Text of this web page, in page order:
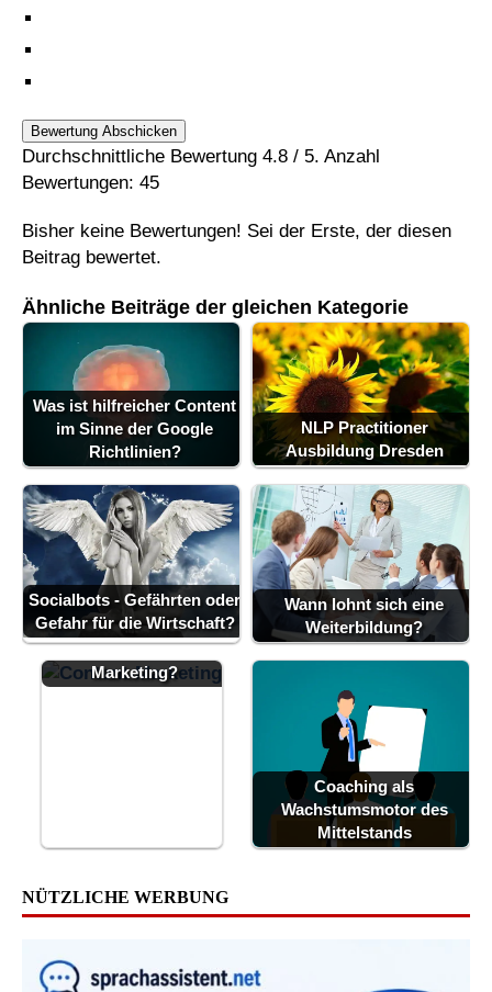
Bewertung Abschicken
Durchschnittliche Bewertung 4.8 / 5. Anzahl
Bewertungen: 45
Bisher keine Bewertungen! Sei der Erste, der diesen
Beitrag bewertet.
Ähnliche Beiträge der gleichen Kategorie
Was ist hilfreicher Content
im Sinne der Google
Richtlinien?
NLP Practitioner
Ausbildung Dresden
Socialbots - Gefährten oder
Gefahr für die Wirtschaft?
Wann lohnt sich eine
Weiterbildung?
Was ist Content-
Marketing?
Coaching als
Wachstumsmotor des
Mittelstands
NÜTZLICHE WERBUNG